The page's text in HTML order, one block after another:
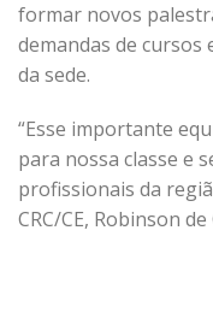
formar novos
demandas de
da sede.
“Esse importante
para nossa classe e
profissionais da
CRC/CE, Robinson